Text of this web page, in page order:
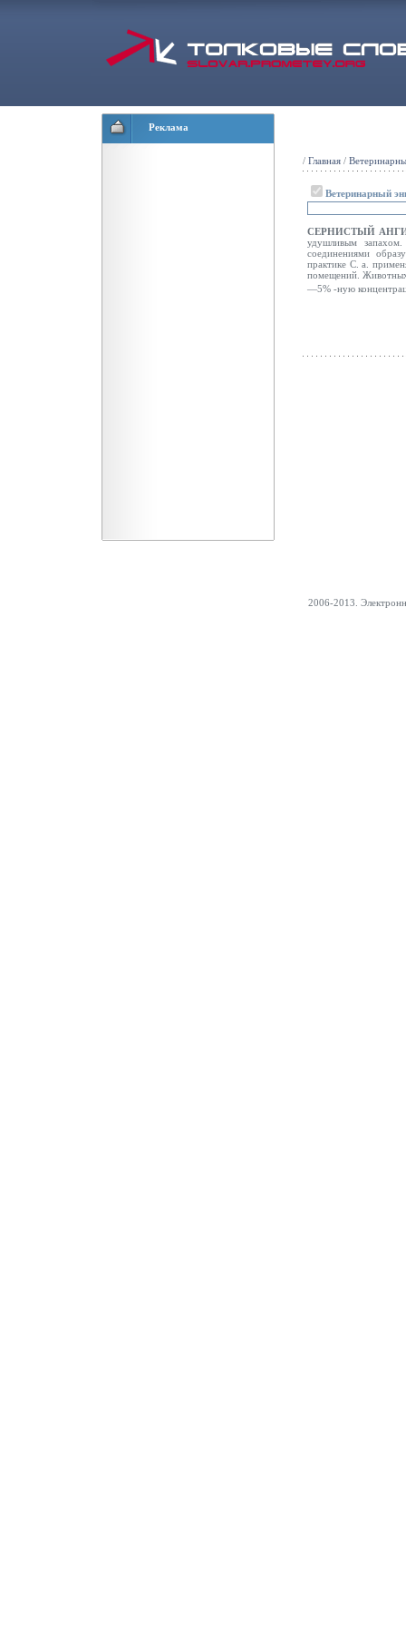
Реклама
/ Главная /
Ветеринарный
СЕРНИСТЫЙ
удушливым
соединениями
практике С. а.
помещений.
—5% -ную
2006-2013.